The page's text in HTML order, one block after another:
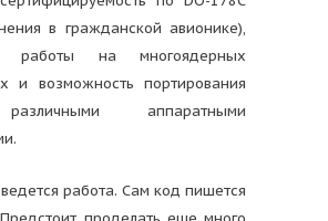
в гражданской авионике),
работы на многоядерных
и возможность портирования
аппаратными
работа. Сам код пишется